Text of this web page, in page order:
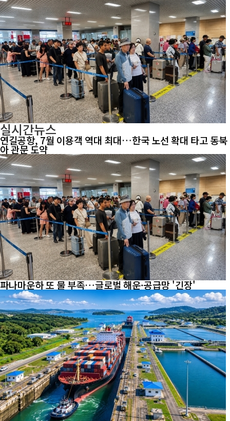
실시간뉴스
연길공항, 7월 이용객 역대 최대…한국 노선 확대 타고 동북
아 관문 도약
파나마운하 또 물 부족…글로벌 해운·공급망 '긴장'